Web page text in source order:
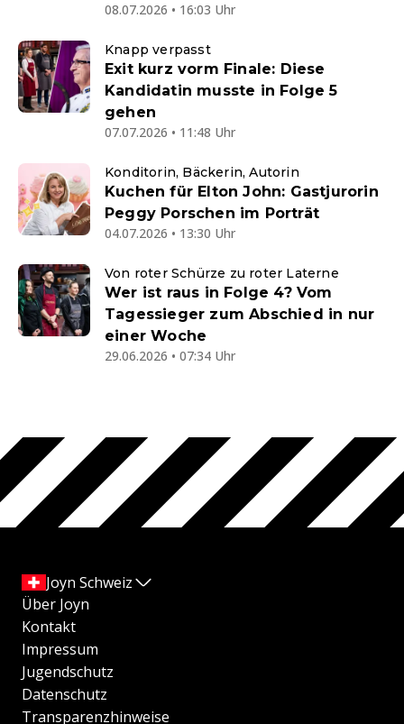
08.07.2026 • 16:03 Uhr
Knapp verpasst
Exit kurz vorm Finale: Diese
Kandidatin musste in Folge 5
gehen
07.07.2026 • 11:48 Uhr
Konditorin, Bäckerin, Autorin
Kuchen für Elton John: Gastjurorin
Peggy Porschen im Porträt
04.07.2026 • 13:30 Uhr
Von roter Schürze zu roter Laterne
Wer ist raus in Folge 4? Vom
Tagessieger zum Abschied in nur
einer Woche
29.06.2026 • 07:34 Uhr
Joyn Schweiz
Über Joyn
Kontakt
Impressum
Jugendschutz
Datenschutz
Transparenzhinweise